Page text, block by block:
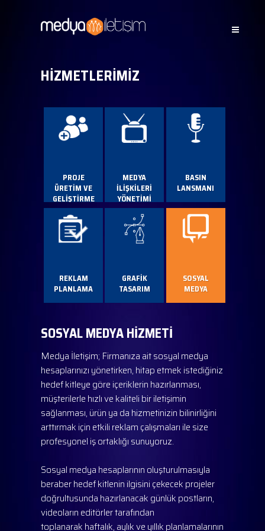
HİZMETLERİMİZ
PROJE
ÜRETİM VE
GELİŞTİRME
MEDYA
İLİŞKİLERİ
YÖNETİMİ
BASIN
LANSMANI
REKLAM
PLANLAMA
GRAFİK
TASARIM
SOSYAL
MEDYA
SOSYAL MEDYA HİZMETİ
Medya İletişim; Firmanıza ait sosyal medya
hesaplarınızı yönetirken, hitap etmek istediğiniz
hedef kitleye göre içeriklerin hazırlanması,
müşterilerle hızlı ve kaliteli bir iletişimin
sağlanması, ürün ya da hizmetinizin bilinirliğini
arttırmak için etkili reklam çalışmaları ile size
profesyonel iş ortaklığı sunuyoruz.
Sosyal medya hesaplarının oluşturulmasıyla
beraber hedef kitlenin ilgisini çekecek projeler
doğrultusunda hazırlanacak günlük postların,
videoların editörler tarafından
toplanarak haftalık, aylık ve yıllık planlamalarının